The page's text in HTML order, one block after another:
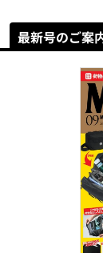
最新号のご案